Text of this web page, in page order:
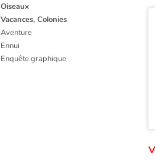
Oiseaux
Vacances, Colonies
Aventure
Ennui
Enquête graphique